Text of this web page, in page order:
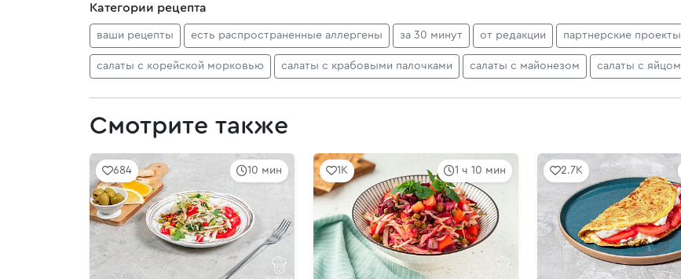
Категории рецепта
ваши рецепты есть распространенные аллергены за 30 минут от редакции партнерские проекты
салаты с корейской морковью салаты с крабовыми палочками салаты с майонезом салаты с яйцом
Смотрите также
10 мин
684 1 ч 10 мин
1K 2.7K